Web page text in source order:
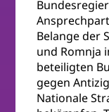
Belange der
und Romnja
beteiligten
gegen
Nationale